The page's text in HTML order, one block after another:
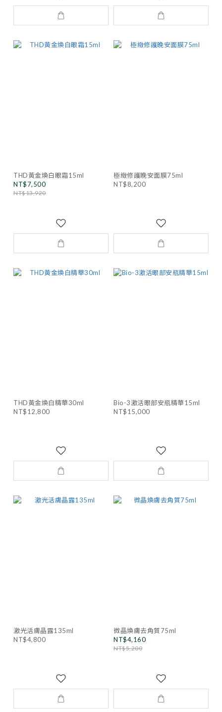
THD黃金煥白眼霜15ml
NT$7,500
NT$13,920
極緻修護晚安面膜75ml
NT$8,200
THD黃金煥白精華30ml
NT$12,800
Bio-3激活眼部安瓶精華15ml
NT$15,000
激光活膚晶露135ml
NT$4,800
微晶煥膚去角質75ml
NT$4,160
NT$5,200